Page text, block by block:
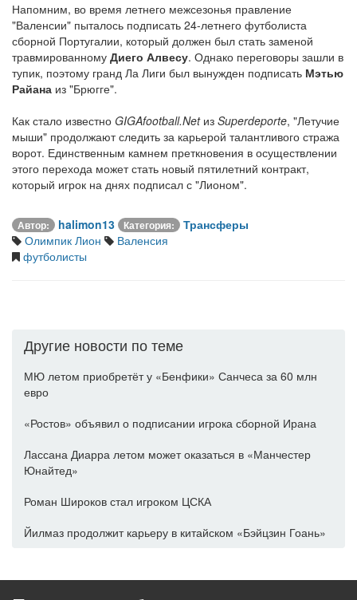
Напомним, во время летнего межсезонья правление
"Валенсии" пыталось подписать 24-летнего футболиста
сборной Португалии, который должен был стать заменой
травмированному Диего Алвесу. Однако переговоры зашли в
тупик, поэтому гранд Ла Лиги был вынужден подписать Мэтью
Райана из "Брюгге".
Как стало известно GIGAfootball.Netиз Superdeporte, "Летучие
мыши" продолжают следить за карьерой талантливого стража
ворот. Единственным камнем преткновения в осуществлении
этого перехода может стать новый пятилетний контракт,
который игрок на днях подписал с "Лионом".
Автор: halimon13 Категория:
Трансферы
Олимпик Лион
Валенсия
футболисты
Другие новости по теме
МЮ летом приобретёт у «Бенфики» Санчеса за 60 млн
евро
«Ростов» объявил о подписании игрока сборной Ирана
Лассана Диарра летом может оказаться в «Манчестер
Юнайтед»
Роман Широков стал игроком ЦСКА
Йилмаз продолжит карьеру в китайском «Бэйцзин Гоань»